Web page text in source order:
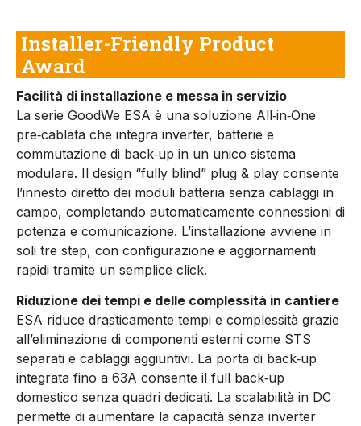
Installer-Friendly Product
Award
Facilità di installazione e messa in servizio
La serie GoodWe ESA è una soluzione All‑in‑One
pre‑cablata che integra inverter, batterie e
commutazione di back‑up in un unico sistema
modulare. Il design “fully blind” plug & play consente
l’innesto diretto dei moduli batteria senza cablaggi in
campo, completando automaticamente connessioni di
potenza e comunicazione. L’installazione avviene in
soli tre step, con configurazione e aggiornamenti
rapidi tramite un semplice click.
Riduzione dei tempi e delle complessità in cantiere
ESA riduce drasticamente tempi e complessità grazie
all’eliminazione di componenti esterni come STS
separati e cablaggi aggiuntivi. La porta di back‑up
integrata fino a 63A consente il full back‑up
domestico senza quadri dedicati. La scalabilità in DC
permette di aumentare la capacità senza inverter